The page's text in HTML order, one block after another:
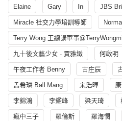
Elaine Gary In JBS
Miracle 社交力學培訓導師
Terry Wong 王總講軍事
九十後文藝少女 - 賈雅緻 何啟明
午夜工作者 Benny 古庄辰
孟希璘 Ball Mang 宋浩暉
李錦鴻 李鑑峰 梁天琦
瘋中三子 羅倫斯 羅海憫